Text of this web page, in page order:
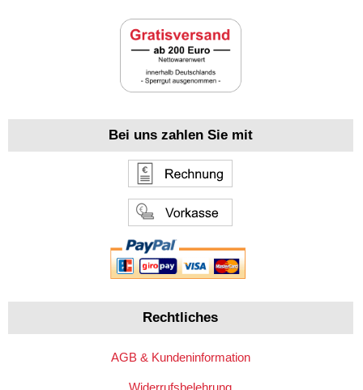
Bei uns zahlen Sie mit
Rechtliches
AGB & Kundeninformation
Widerrufsbelehrung